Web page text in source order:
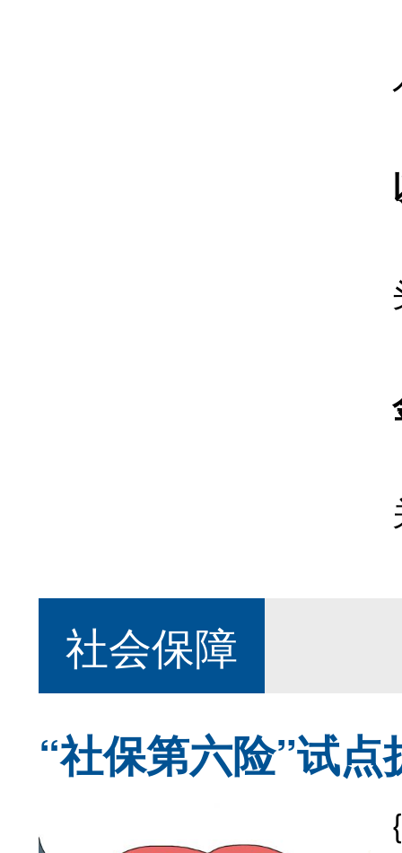
社会保障
“社保第六险”试